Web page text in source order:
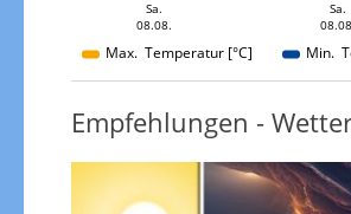
Sa.
08.08.
08.08.
09.08.
10.08.
10.08.
Sa.
Max. Temperatur [°C]
Min.
Empfehlungen -